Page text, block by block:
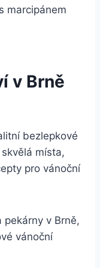
marcipánem
v Brně
bezlepkové
místa,
pro vánoční
v Brně,
vánoční